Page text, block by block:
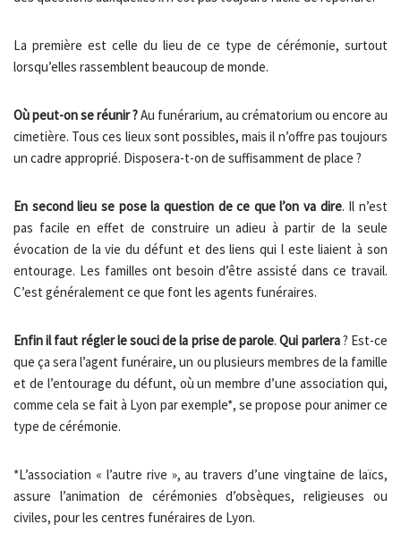
La première est celle du lieu de ce type de cérémonie, surtout
lorsqu’elles rassemblent beaucoup de monde.
Où peut-on se réunir?Au funérarium, au crématorium ou encore au
cimetière. Tous ces lieux sont possibles, mais il n’offre pas toujours
un cadre approprié. Disposera-t-on de suffisamment de place ?
En second lieu se pose la question de ce que l’on va dire. Il n’est
pas facile en effet de construire un adieu à partir de la seule
évocation de la vie du défunt et des liens qui l este liaient à son
entourage. Les familles ont besoin d’être assisté dans ce travail.
C’est généralement ce que font les agents funéraires.
Enfin il faut régler le souci de la prise de parole.Qui parlera? Est-ce
que ça sera l’agent funéraire, un ou plusieurs membres de la famille
et de l’entourage du défunt, où un membre d’une association qui,
comme cela se fait à Lyon par exemple*, se propose pour animer ce
type de cérémonie.
*L’association « l’autre rive », au travers d’une vingtaine de laïcs,
assure l’animation de cérémonies d’obsèques, religieuses ou
civiles, pour les centres funéraires de Lyon.